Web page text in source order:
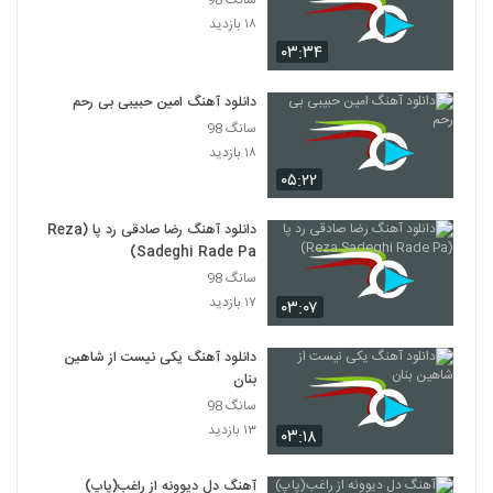
موزیک زیبای دنیامسان از وحید انگوتی
2759
آهنگ بی تو تنهام از حسن پیروی(پاپ)
محمد معتمدی آهنگ غم دل
آهنگ جواب از ماهان بهرام خان(پاپ)
موزیک زیبای حس خوب از بهرام کریمیان
2763
دانلود آهنگ آصف آریا پایتم من (رمیکس)
۰۳:۳۴
۱۸ بازدید
۰۵:۲۲
دانلود آهنگ امین حبیبی بی رحم
سانگ 98
۱۸ بازدید
۰۳:۰۷
دانلود آهنگ رضا صادقی رد پا (Reza
Sadeghi Rade Pa)
سانگ 98
۱۷ بازدید
۰۳:۱۸
دانلود آهنگ یکی نیست از شاهین
بنان
سانگ 98
۱۳ بازدید
آهنگ دل دیوونه از راغب(پاپ)